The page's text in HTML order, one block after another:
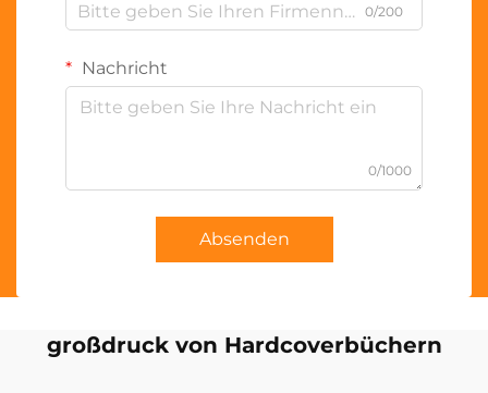
0/200
Nachricht
0/1000
Absenden
großdruck von Hardcoverbüchern